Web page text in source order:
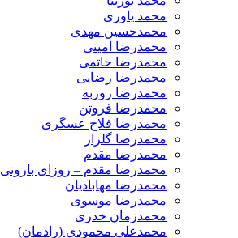
محمد یاوری
محمدحسین مهدی
محمدرضا امینی
محمدرضا حاتمی
محمدرضا رضایی
محمدرضا روزبه
محمدرضا فروتن
محمدرضا فلاح عسگری
محمدرضا گلزار
محمدرضا مقدم
محمدرضا مقدم – روزای بارونی
محمدرضا مهابادیان
محمدرضا موسوی
محمدزمان خدری
محمدعلی محمودی (رادمان)